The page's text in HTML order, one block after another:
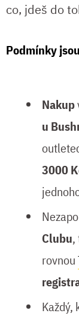
co, jdeš do
Podmínky
Nakup
u
3000
Clubu,
rovnou
Každý,